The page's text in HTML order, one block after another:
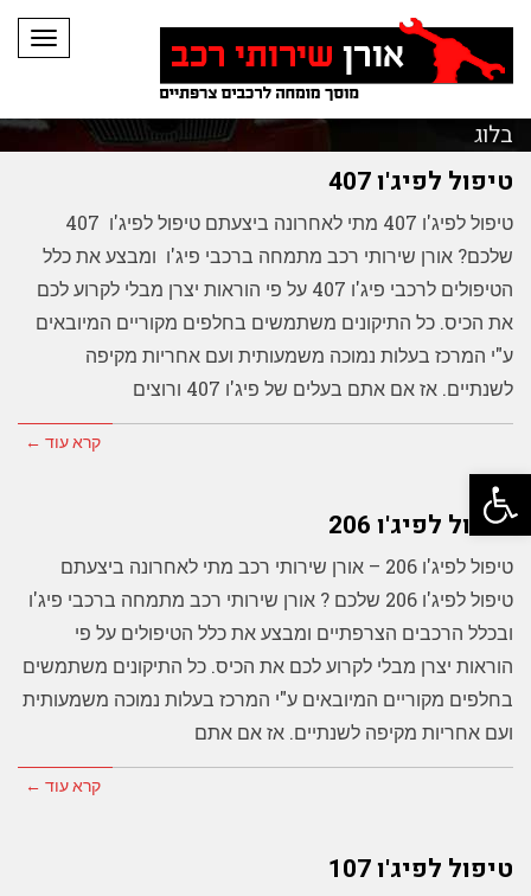
פתח סרגל נגישות
בלוג
טיפול לפיג'ו 407
טיפול לפיג'ו 407 מתי לאחרונה ביצעתם טיפול לפיג'ו 407
שלכם? אורן שירותי רכב מתמחה ברכבי פיג'ו ומבצע את כלל
הטיפולים לרכבי פיג'ו 407 על פי הוראות יצרן מבלי לקרוע לכם
את הכיס. כל התיקונים משתמשים בחלפים מקוריים המיובאים
ע"י המרכז בעלות נמוכה משמעותית ועם אחריות מקיפה
לשנתיים. אז אם אתם בעלים של פיג'ו 407 ורוצים
קרא עוד ←
טיפול לפיג'ו 206
טיפול לפיג'ו 206 – אורן שירותי רכב מתי לאחרונה ביצעתם
טיפול לפיג'ו 206 שלכם ? אורן שירותי רכב מתמחה ברכבי פיג'ו
ובכלל הרכבים הצרפתיים ומבצע את כלל הטיפולים על פי
הוראות יצרן מבלי לקרוע לכם את הכיס. כל התיקונים משתמשים
בחלפים מקוריים המיובאים ע"י המרכז בעלות נמוכה משמעותית
ועם אחריות מקיפה לשנתיים. אז אם אתם
קרא עוד ←
טיפול לפיג'ו 107